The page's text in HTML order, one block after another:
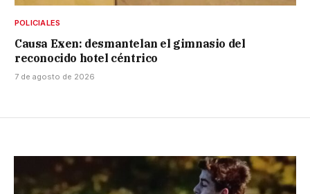
POLICIALES
Causa Exen: desmantelan el gimnasio del
reconocido hotel céntrico
7 de agosto de 2026